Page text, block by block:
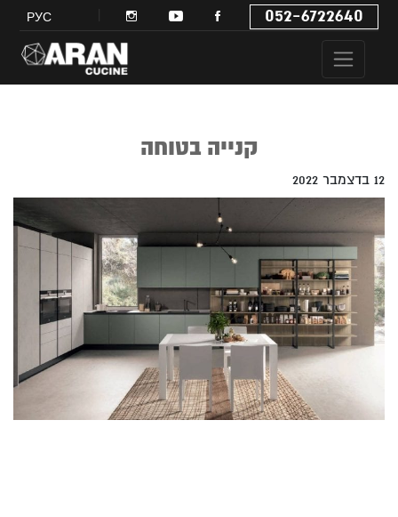
РУС 052-6722640
קנייה בטוחה
12 בדצמבר 2022